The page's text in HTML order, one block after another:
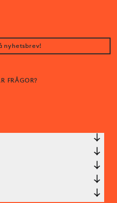
FRÅGOR?
nyhetsbrev!